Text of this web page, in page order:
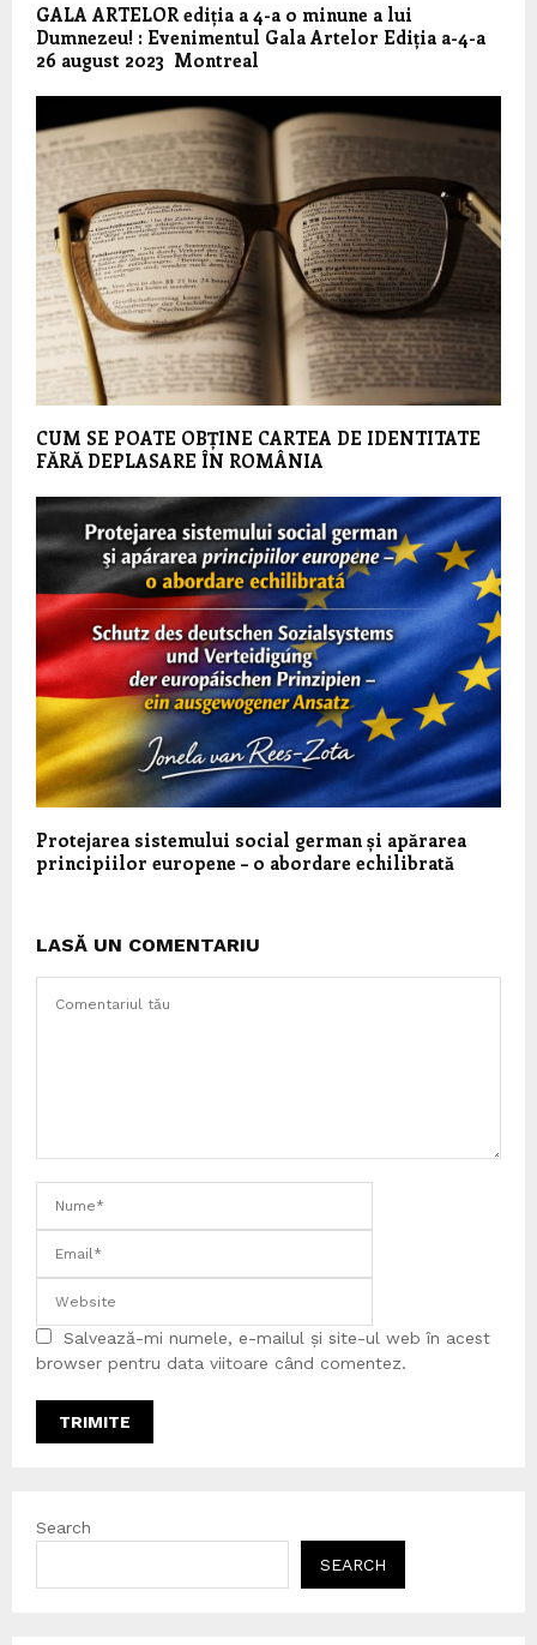
GALA ARTELOR ediția a 4-a o minune a lui
Dumnezeu! : Evenimentul Gala Artelor Ediția a-4-a
26 august 2023 Montreal
CUM SE POATE OBȚINE CARTEA DE IDENTITATE
FĂRĂ DEPLASARE ÎN ROMÂNIA
Protejarea sistemului social german și apărarea
principiilor europene – o abordare echilibrată
LASĂ UN COMENTARIU
Salvează-mi numele, e-mailul și site-ul web în acest
browser pentru data viitoare când comentez.
Search
SEARCH